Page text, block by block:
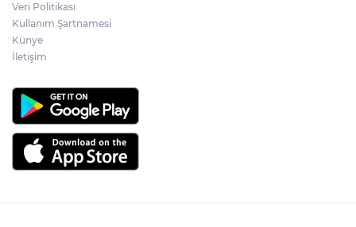
Veri Politikası
Kullanım Şartnamesi
Künye
İletişim